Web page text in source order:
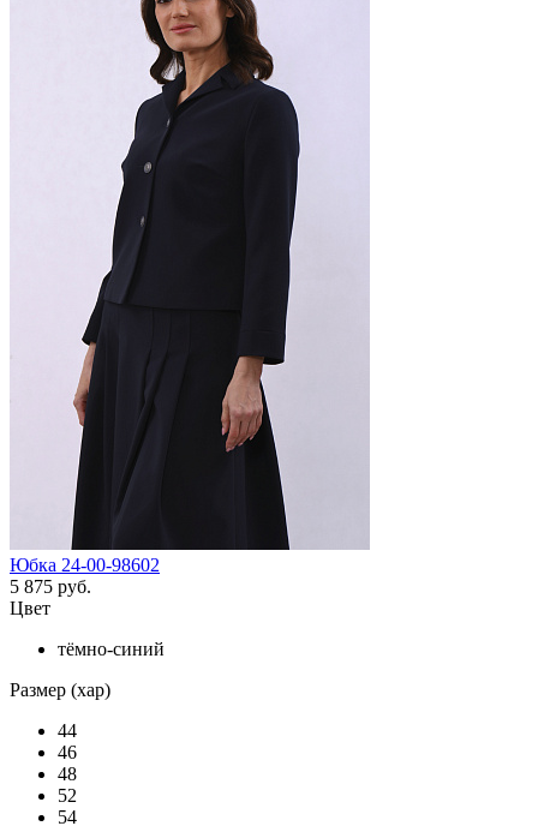
Юбка 24-00-98602
5 875 руб.
Цвет
тёмно-синий
Размер (хар)
44
46
48
52
54